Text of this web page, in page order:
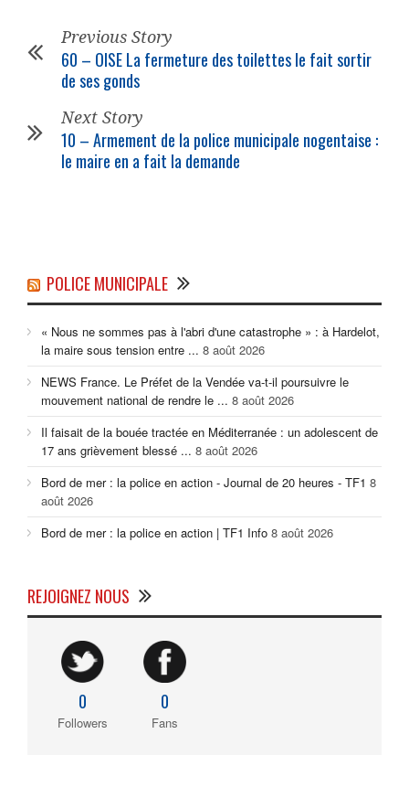
Previous Story
60 – OISE La fermeture des toilettes le fait sortir
de ses gonds
Next Story
10 – Armement de la police municipale nogentaise :
le maire en a fait la demande
POLICE MUNICIPALE
« Nous ne sommes pas à l'abri d'une catastrophe » : à Hardelot,
la maire sous tension entre ... 8 août 2026
NEWS France. Le Préfet de la Vendée va-t-il poursuivre le
mouvement national de rendre le ... 8 août 2026
Il faisait de la bouée tractée en Méditerranée : un adolescent de
17 ans grièvement blessé ... 8 août 2026
Bord de mer : la police en action - Journal de 20 heures - TF1 8
août 2026
Bord de mer : la police en action | TF1 Info 8 août 2026
REJOIGNEZ NOUS
0
Followers
0
Fans